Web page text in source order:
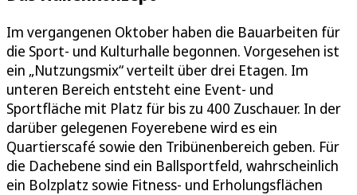
Im vergangenen Oktober haben die Bauarbeiten für
die Sport- und Kulturhalle begonnen. Vorgesehen ist
ein „Nutzungsmix“ verteilt über drei Etagen. Im
unteren Bereich entsteht eine Event- und
Sportfläche mit Platz für bis zu 400 Zuschauer. In der
darüber gelegenen Foyerebene wird es ein
Quartierscafé sowie den Tribünenbereich geben. Für
die Dachebene sind ein Ballsportfeld, wahrscheinlich
ein Bolzplatz sowie Fitness- und Erholungsflächen